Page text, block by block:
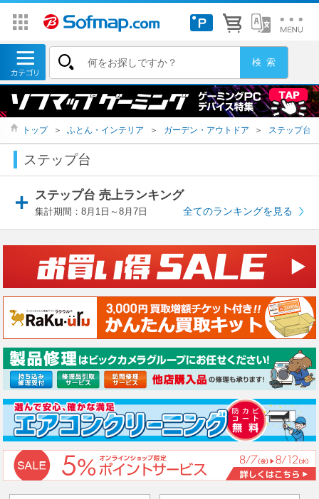
トップ ＞ ふとん・インテリア ＞ ガーデン・アウトドア ＞ ステップ台
ステップ台
ステップ台 売上ランキング
集計期間：8月1日～8月7日 全てのランキングを見る